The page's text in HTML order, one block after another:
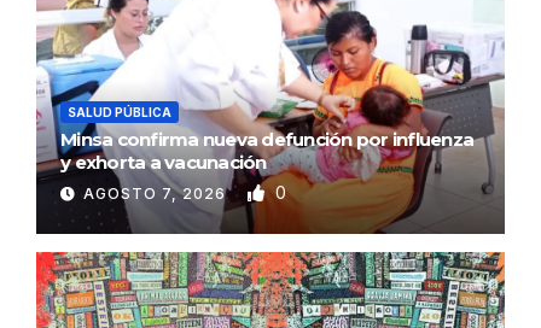
SALUD PÚBLICA
Minsa confirma nueva defunción por influenza
y exhorta a vacunación
AGOSTO 7, 2026 0